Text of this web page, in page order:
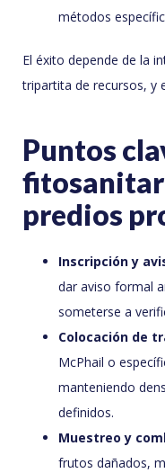
métodos
El éxito depende de la
tripartita de recursos, y
Puntos
predios
Inscripción y
dar aviso formal
someterse a
Colocación de
McPhail o
manteniendo
definidos.
Muestreo y
frutos dañados,